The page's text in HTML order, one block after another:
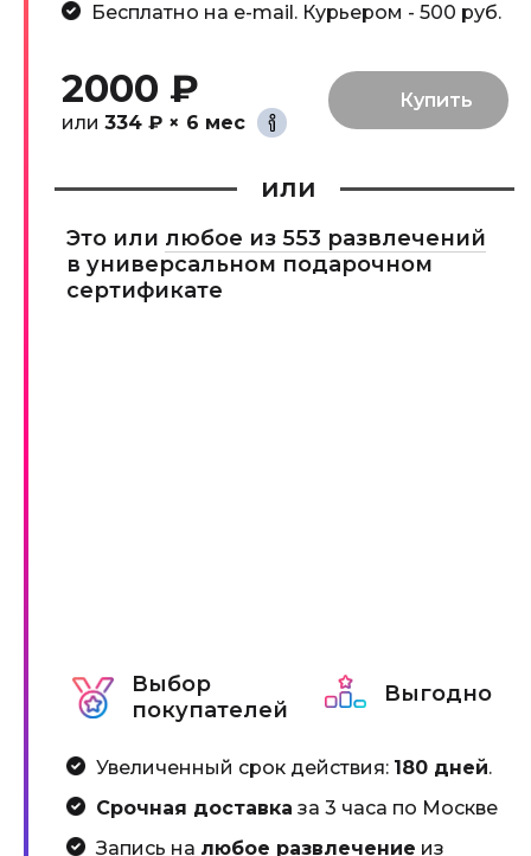
Бесплатно на e-mail. Курьером - 500 руб.
2000 ₽
или 334 ₽ × 6 мес
или
Это или любое из 553 развлечений
в универсальном подарочном
сертификате
Выбор
покупателей
Выгодно
Увеличенный срок действия: 180 дней.
Срочная доставка за 3 часа по Москве
Запись на любое развлечение из